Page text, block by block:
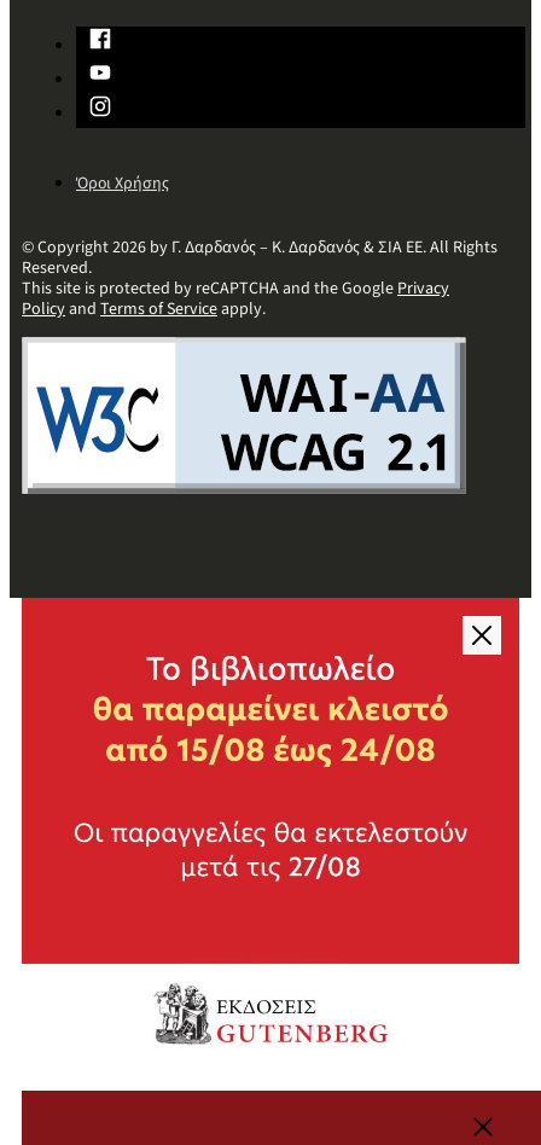
Όροι Χρήσης
© Copyright 2026 by Γ. Δαρδανός – Κ. Δαρδανός & ΣΙΑ ΕΕ. All Rights
Reserved.
This site is protected by reCAPTCHA and the GooglePrivacy
Policyand Terms of Serviceapply.